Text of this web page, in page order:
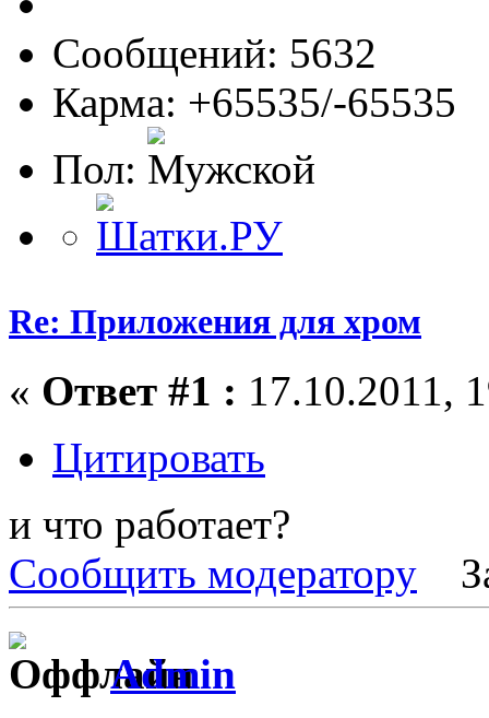
Сообщений: 5632
Карма: +65535/-65535
Пол:
Re: Приложения для хром
« Ответ #1 : 17.10.2011,
Цитировать
и что работает?
Сообщить модератору
Admin